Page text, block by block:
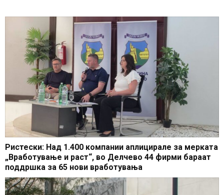
Ристески: Над 1.400 компании аплицирале за мерката
„Вработување и раст“, во Делчево 44 фирми бараат
поддршка за 65 нови вработувања